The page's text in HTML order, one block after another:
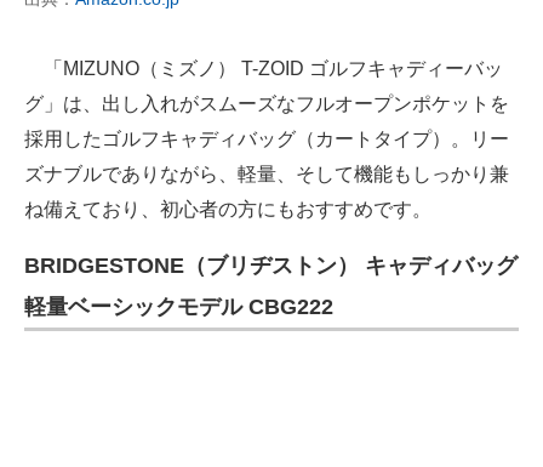
「MIZUNO（ミズノ） T-ZOID ゴルフキャディーバッ
グ」は、出し入れがスムーズなフルオープンポケットを
採用したゴルフキャディバッグ（カートタイプ）。リー
ズナブルでありながら、軽量、そして機能もしっかり兼
ね備えており、初心者の方にもおすすめです。
BRIDGESTONE（ブリヂストン） キャディバッグ
軽量ベーシックモデル CBG222